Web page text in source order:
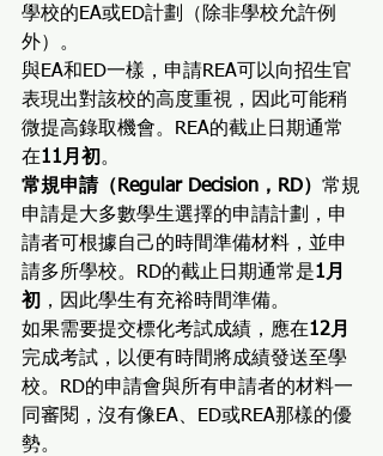
學校的EA或ED計劃（除非學校允許例
外）。
與EA和ED一樣，申請REA可以向招生官
表現出對該校的高度重視，因此可能稍
微提高錄取機會。REA的截止日期通常
在11月初 。
常規申請（Regular Decision，RD） 常規
申請是大多數學生選擇的申請計劃，申
請者可根據自己的時間準備材料，並申
請多所學校。RD的截止日期通常是1月
初
，因此學生有充裕時間準備。
如果需要提交標化考試成績，應在12月
完成考試，以便有時間將成績發送至學
校。RD的申請會與所有申請者的材料一
同審閱，沒有像EA、ED或REA那樣的優
勢。